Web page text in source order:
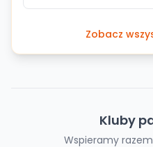
Zobacz
Kluby
Wspieramy